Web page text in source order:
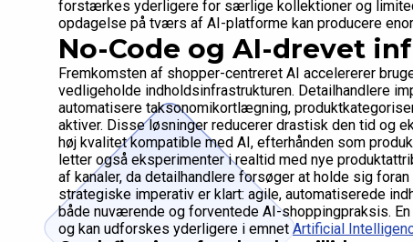
forstærkes yderligere for særlige kollektioner og
opdagelse på tværs af AI-platforme kan producere
No-Code og AI-drevet
Fremkomsten af shopper-centreret AI accelererer
vedligeholde indholdsinfrastrukturen. Detailhandlere
automatisere taksonomikortlægning,
aktiver. Disse løsninger reducerer drastisk den tid og
høj kvalitet kompatible med AI, efterhånden som
letter også eksperimenter i realtid med nye
af kanaler, da detailhandlere forsøger at holde sig
strategiske imperativ er klart: agile, automatiserede
både nuværende og forventede AI-shoppingpraksis.
og kan udforskes yderligere i emnet Artificial